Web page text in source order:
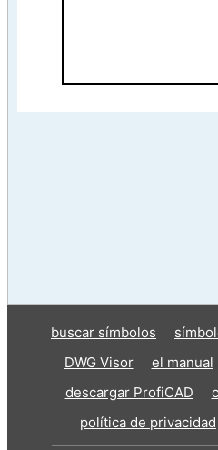
buscar símbolos
DWG Visor
el manual
descargar ProfiCAD
política de privacidad